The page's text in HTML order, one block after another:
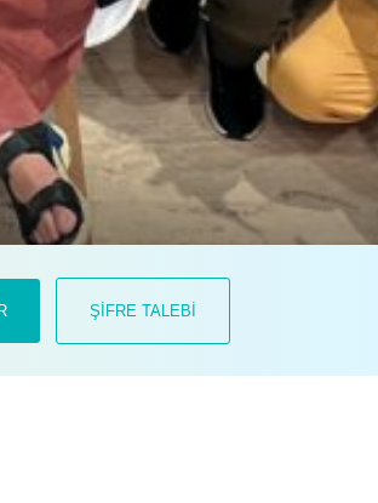
biri olan
ŞİFRE TALEBİ